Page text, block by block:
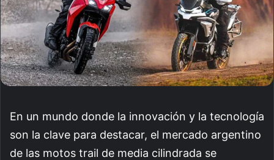
En un mundo donde la innovación y la tecnología
son la clave para destacar, el mercado argentino
de las motos trail de media cilindrada se